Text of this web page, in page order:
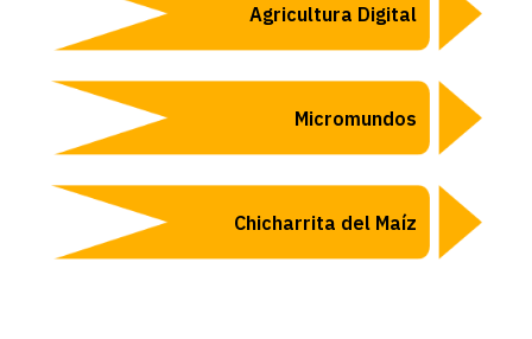
Agricultura Digital
Micromundos
Chicharrita del Maíz